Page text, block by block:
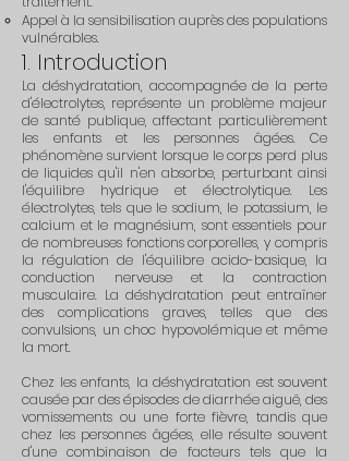
Appel à la sensibilisation auprès des populations
vulnérables.
1. Introduction
La déshydratation, accompagnée de la perte
d'électrolytes, représente un problème majeur
de santé publique, affectant particulièrement
les enfants et les personnes âgées. Ce
phénomène survient lorsque le corps perd plus
de liquides qu'il n'en absorbe, perturbant ainsi
l'équilibre hydrique et électrolytique. Les
électrolytes, tels que le sodium, le potassium, le
calcium et le magnésium, sont essentiels pour
de nombreuses fonctions corporelles, y compris
la régulation de l'équilibre acido-basique, la
conduction nerveuse et la contraction
musculaire. La déshydratation peut entraîner
des complications graves, telles que des
convulsions, un choc hypovolémique et même
la mort.
Chez les enfants, la déshydratation est souvent
causée par des épisodes de diarrhée aiguë, des
vomissements ou une forte fièvre, tandis que
chez les personnes âgées, elle résulte souvent
d'une combinaison de facteurs tels que la